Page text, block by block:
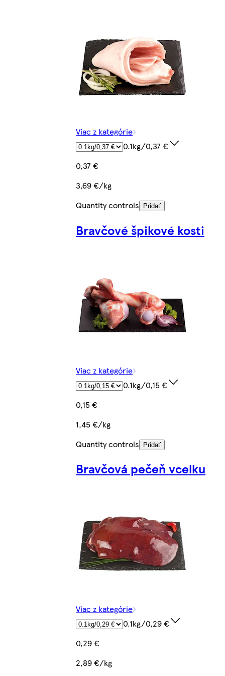
Viac z kategórie
0.1kg/0,37 €
0,37 €
3,69 €/kg
Quantity controls Pridať
Bravčové špikové kosti
Viac z kategórie
0.1kg/0,15 €
0,15 €
1,45 €/kg
Quantity controls Pridať
Bravčová pečeň vcelku
Viac z kategórie
0.1kg/0,29 €
0,29 €
2,89 €/kg